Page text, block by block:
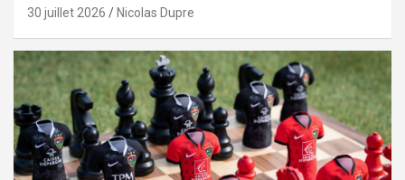
30 juillet 2026 Nicolas Dupre